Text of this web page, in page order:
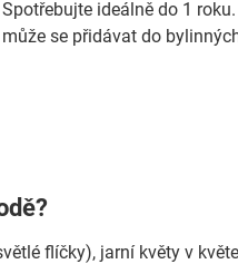
ideálně do 1 roku.
se přidávat do
flíčky), jarní květy v